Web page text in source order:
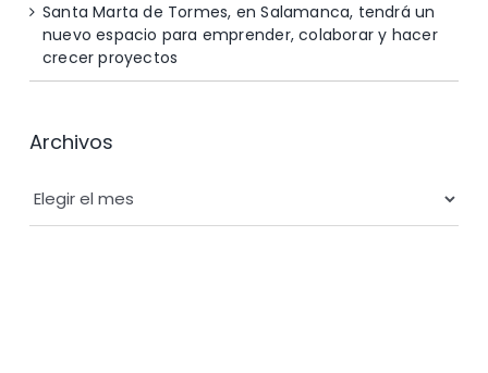
Santa Marta de Tormes, en Salamanca, tendrá un
nuevo espacio para emprender, colaborar y hacer
crecer proyectos
Archivos